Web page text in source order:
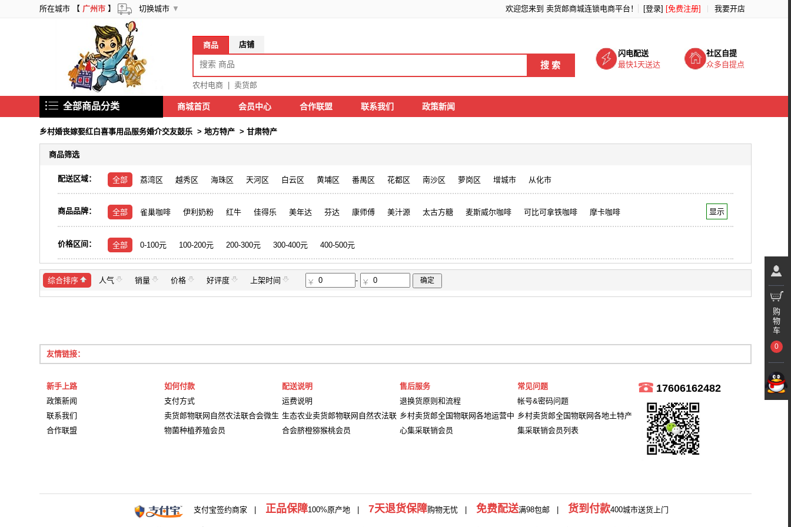
所在城市 【 广州市 】 切换城市 ▼ 欢迎您来到 卖货郎商城连锁电商平台 ！ [登录] [免费注册] 我要开店
商品 店铺
搜 索
农村电商 卖货郎
闪电配送
最快1天送达
社区自提
众多自提点
全部商品分类 商城首页 会员中心 合作联盟 联系我们 政策新闻
乡村婚丧嫁娶红白喜事用品服务婚介交友鼓乐 > 地方特产 > 甘肃特产
商品筛选
配送区域： 全部 荔湾区 越秀区 海珠区 天河区 白云区 黄埔区 番禺区 花都区 南沙区 萝岗区 增城市 从化市
商品品牌： 显示
全部 雀巢咖啡 伊利奶粉 红牛 佳得乐 美年达 芬达 康师傅 美汁源 太古方糖 麦斯威尔咖啡 可比可拿铁咖啡 摩卡咖啡
价格区间： 全部 0-100元 100-200元 200-300元 300-400元 400-500元
综合排序 人气 销量 价格 好评度 上架时间 - 确定
购
物
车
0
友情链接：
新手上路
政策新闻
联系我们
合作联盟
如何付款
支付方式
卖货郎物联网自然农法联合会微生
物菌种植养殖会员
配送说明
运费说明
生态农业卖货郎物联网自然农法联
合会脐橙猕猴桃会员
售后服务
退换货原则和流程
乡村卖货郎全国物联网各地运营中
心集采联销会员
常见问题
帐号&密码问题
乡村卖货郎全国物联网各地土特产
集采联销会员列表
17606162482
支付宝签约商家 | 正品保障100%原产地| 7天退货保障购物无忧 | 免费配送满98包邮 | 货到付款400城市送货上门